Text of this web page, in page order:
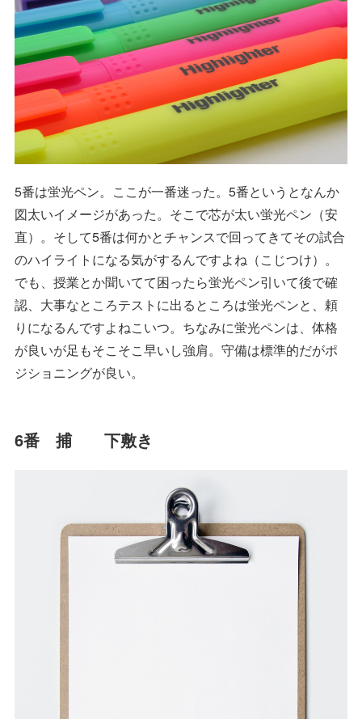
5番は蛍光ペン。ここが一番迷った。5番というとなんか
図太いイメージがあった。そこで芯が太い蛍光ペン（安
直）。そして5番は何かとチャンスで回ってきてその試合
のハイライトになる気がするんですよね（こじつけ）。
でも、授業とか聞いてて困ったら蛍光ペン引いて後で確
認、大事なところテストに出るところは蛍光ペンと、頼
りになるんですよねこいつ。ちなみに蛍光ペンは、体格
が良いが足もそこそこ早いし強肩。守備は標準的だがポ
ジショニングが良い。
6番 捕 下敷き